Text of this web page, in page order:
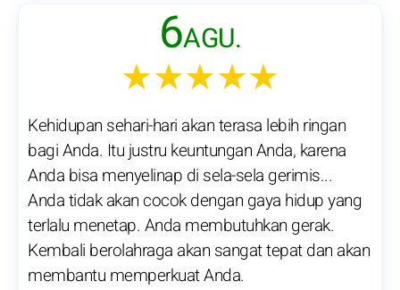
6AGU.
★★★★★
Kehidupan sehari-hari akan terasa lebih ringan
bagi Anda. Itu justru keuntungan Anda, karena
Anda bisa menyelinap di sela-sela gerimis...
Anda tidak akan cocok dengan gaya hidup yang
terlalu menetap. Anda membutuhkan gerak.
Kembali berolahraga akan sangat tepat dan akan
membantu memperkuat Anda.